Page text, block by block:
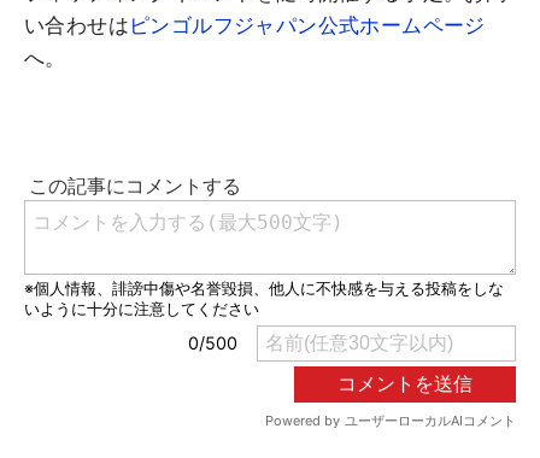
い合わせは ピンゴルフジャパン公式ホームページ
へ。